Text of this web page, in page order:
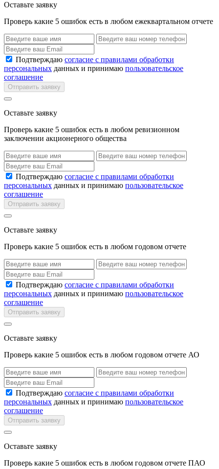
Оставьте заявку
Проверь какие 5 ошибок есть в любом ежеквартальном отчете
Подтверждаю согласие с правилами обработки
персональных данных и принимаю пользовательское
соглашение
Отправить заявку
Оставьте заявку
Проверь какие 5 ошибок есть в любом ревизионном
заключении акционерного общества
Подтверждаю согласие с правилами обработки
персональных данных и принимаю пользовательское
соглашение
Отправить заявку
Оставьте заявку
Проверь какие 5 ошибок есть в любом годовом отчете
Подтверждаю согласие с правилами обработки
персональных данных и принимаю пользовательское
соглашение
Отправить заявку
Оставьте заявку
Проверь какие 5 ошибок есть в любом годовом отчете АО
Подтверждаю согласие с правилами обработки
персональных данных и принимаю пользовательское
соглашение
Отправить заявку
Оставьте заявку
Проверь какие 5 ошибок есть в любом годовом отчете ПАО